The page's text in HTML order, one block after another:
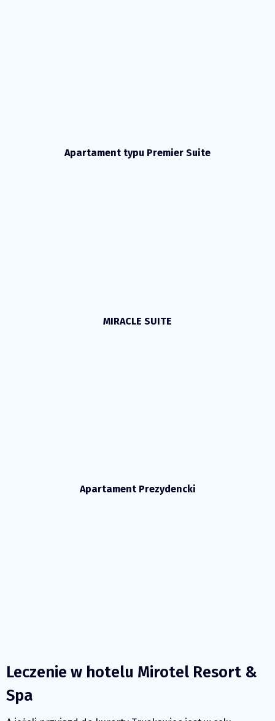
Apartament typu Premier Suite
MIRACLE SUITE
Apartament Prezydencki
Leczenie w hotelu Mirotel Resort &
Spa